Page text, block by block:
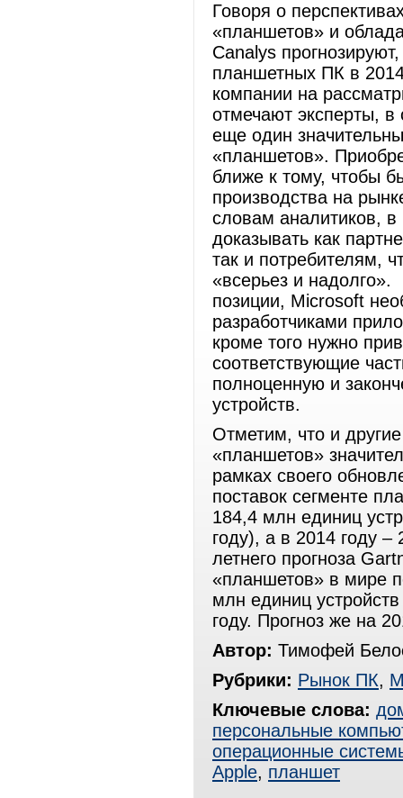
Говоря о
«планшетов» и
Canalys
планшетных ПК в
компании на
отмечают эксперты,
еще один
«планшетов».
ближе к тому, чтобы
производства на
словам аналитиков,
доказывать как
так и потребителям,
«всерьез и надолго».
позиции, Microsoft
разработчиками
кроме того нужно
соответствующие
полноценную и
устройств.
Отметим, что и
«планшетов»
рамках своего
поставок сегменте
184,4 млн единиц
году), а в 2014 году
летнего прогноза
«планшетов» в мире
млн единиц
году. Прогноз же на
Автор: Тимофей
Рубрики: Рынок ПК,
Ключевые слова:
персональные
операционные
Apple, планшет